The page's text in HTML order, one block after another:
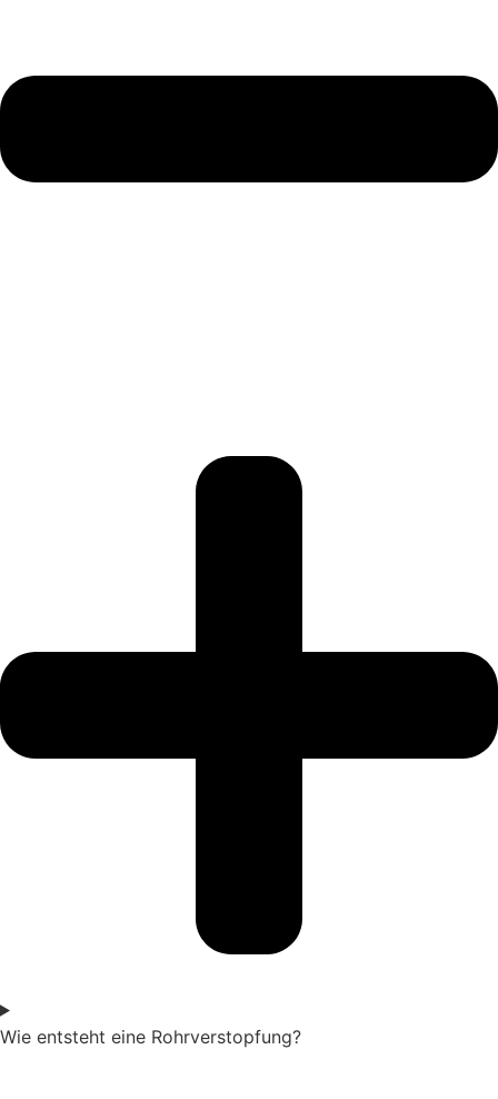
Wie entsteht eine Rohrverstopfung?